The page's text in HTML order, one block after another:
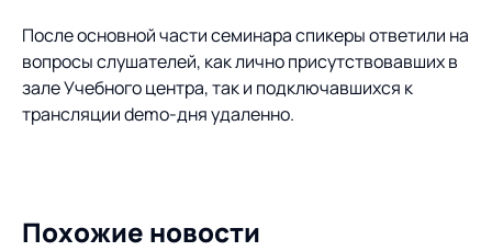
После основной части семинара спикеры ответили на
вопросы слушателей, как лично присутствовавших в
зале Учебного центра, так и подключавшихся к
трансляции demo-дня удаленно.
Похожие новости